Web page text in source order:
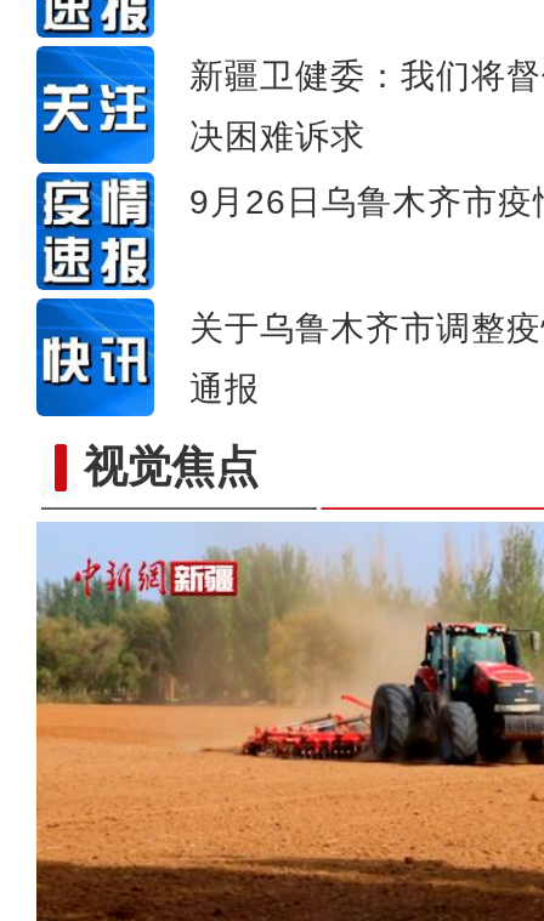
新疆卫健委：我们将
决困难诉求
9月26日乌鲁木齐市
关于乌鲁木齐市调整
通报
视觉焦点新疆昭苏为50多万只羊实